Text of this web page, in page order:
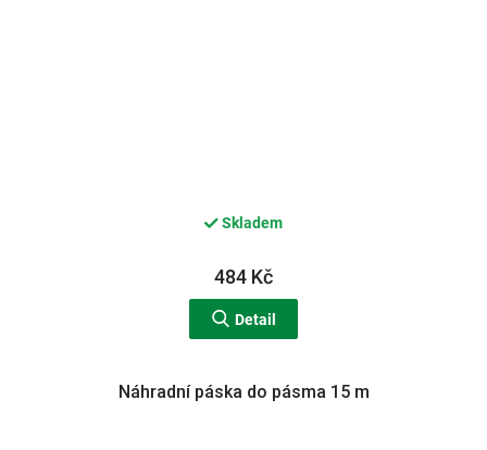
Skladem
484 Kč
Detail
Náhradní páska do pásma 15 m